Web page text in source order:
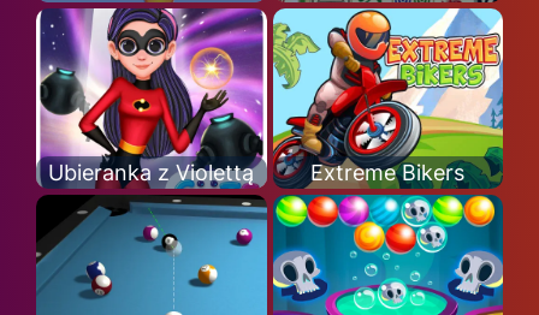
Ubieranka z Violettą Extreme Bikers